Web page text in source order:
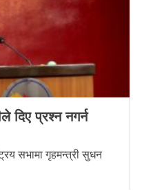
दिए प्रश्न नगर्न
सभामा गृहमन्त्री सुधन